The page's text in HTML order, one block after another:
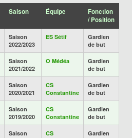
Saison Équipe
Fonction
/ Position
Saison
2022/2023
ES Sétif
Gardien
de but
Saison
2021/2022
O Médéa
Gardien
de but
Saison
2020/2021
CS
Constantine
Gardien
de but
Saison
2019/2020
CS
Constantine
Gardien
de but
Saison
CS
Gardien